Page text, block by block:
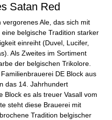
Satan Red
Ale, das sich mit
belgische Tradition starker
einreiht (Duvel, Lucifer,
Als Zweites im Sortiment
der belgischen Trikolore.
DE Block aus
das 14. Jahrhundert
Block es als treuer Vasall vom
steht diese Brauerei mit
Tradition belgischer